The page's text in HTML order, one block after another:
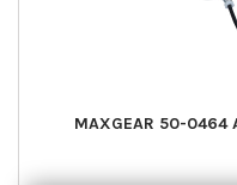
MAXGEAR 50-0464